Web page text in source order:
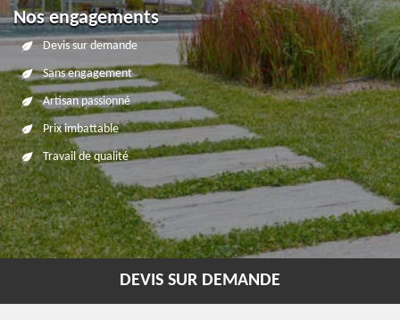
Nos engagements
Devis sur demande
Sans engagement
Artisan passionné
Prix imbattable
Travail de qualité
DEVIS SUR DEMANDE